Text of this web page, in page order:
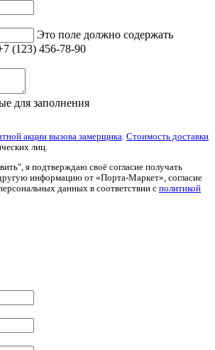
Это поле должно содержать
(123) 456-78-90
для заполнения
акции вызова замерщика Стоимость доставки
лиц.
я подтверждаю своё согласие получать
информацию от «Порта-Маркет», согласие
данных в соответствии с политикой